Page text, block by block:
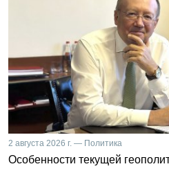
2 августа 2026 г. — Политика
Особенности текущей